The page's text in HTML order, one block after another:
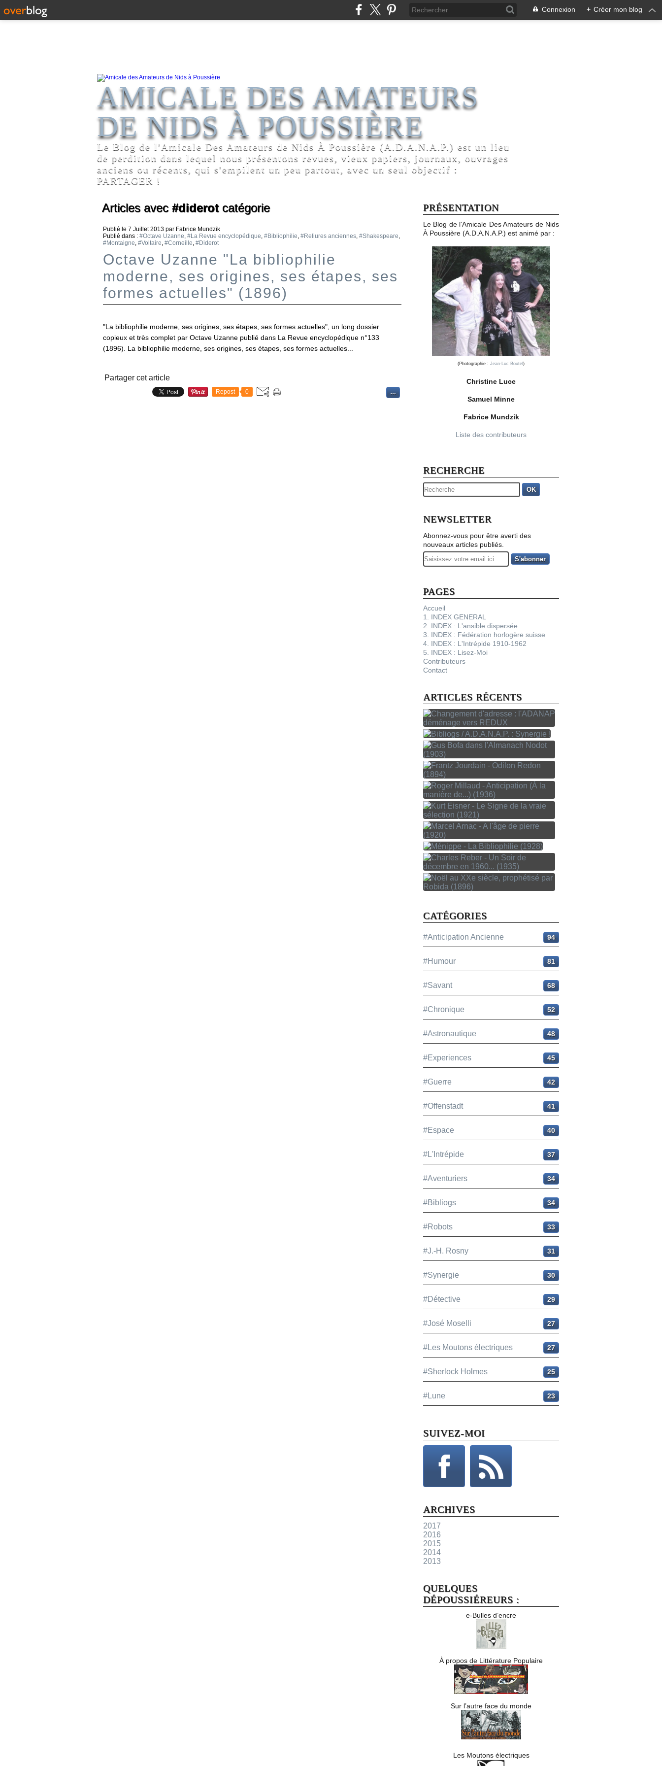
Connexion + Créer mon blog
AMICALE DES AMATEURS
DE NIDS À POUSSIÈRE
Le Blog de l'Amicale Des Amateurs de Nids À Poussière (A.D.A.N.A.P.) est un lieu
de perdition dans lequel nous présentons revues, vieux papiers, journaux, ouvrages
anciens ou récents, qui s'empilent un peu partout, avec un seul objectif :
PARTAGER !
Articles avec #diderotcatégorie
Publié le 7 Juillet 2013 par Fabrice Mundzik
Publié dans : #Octave Uzanne, #La Revue encyclopédique, #Bibliophilie, #Reliures anciennes, #Shakespeare,
#Montaigne, #Voltaire, #Corneille, #Diderot
Octave Uzanne "La bibliophilie
moderne, ses origines, ses étapes, ses
formes actuelles" (1896)
"La bibliophilie moderne, ses origines, ses étapes, ses formes actuelles", un long dossier
copieux et très complet par Octave Uzanne publié dans La Revue encyclopédique n°133
(1896). La bibliophilie moderne, ses origines, ses étapes, ses formes actuelles...
Partager cet article
Repost 0 …
PRÉSENTATION
Le Blog de l'Amicale Des Amateurs de Nids
À Poussière (A.D.A.N.A.P.) est animé par :
(Photographie : Jean-Luc Boutel )
Christine Luce
Samuel Minne
Fabrice Mundzik
Liste des contributeurs
RECHERCHE
OK
NEWSLETTER
Abonnez-vous pour être averti des
nouveaux articles publiés.
Email
PAGES
Accueil
1. INDEX GENERAL
2. INDEX : L'ansible dispersée
3. INDEX : Fédération horlogère suisse
4. INDEX : L'Intrépide 1910-1962
5. INDEX : Lisez-Moi
Contributeurs
Contact
ARTICLES RÉCENTS
CATÉGORIES
#Anticipation Ancienne 94
#Humour 81
#Savant 68
#Chronique 52
#Astronautique 48
#Experiences 45
#Guerre 42
#Offenstadt 41
#Espace 40
#L'Intrépide 37
#Aventuriers 34
#Bibliogs 34
#Robots 33
#J.-H. Rosny 31
#Synergie 30
#Détective 29
#José Moselli 27
#Les Moutons électriques 27
#Sherlock Holmes 25
#Lune 23
SUIVEZ-MOI
ARCHIVES
2017
2016
2015
2014
2013
QUELQUES
DÉPOUSSIÉREURS :
e-Bulles d’encre
À propos de Littérature Populaire
Sur l’autre face du monde
Les Moutons électriques